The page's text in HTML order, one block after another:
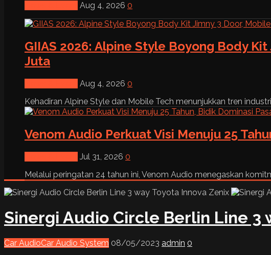
Aug 4, 2026 0
GIIAS 2026: Alpine Style Boyong Body
Juta
Aug 4, 2026 0
Kehadiran Alpine Style dan Mobile Tech menunjukkan tren
Venom Audio Perkuat Visi Menuju 25
Jul 31, 2026 0
Melalui peringatan 24 tahun ini, Venom Audio menegaskan
Sinergi Audio Circle Berlin Line 3
Car AudioCar Audio System 08/05/2023 admin 0